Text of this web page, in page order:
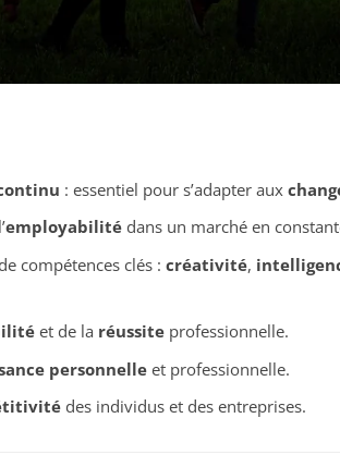
: essentiel pour s’adapter aux
employabilitédans un marché en
compétences clés : créativité,
et de la réussiteprofessionnelle.
personnelleet professionnelle.
des individus et des entreprises.